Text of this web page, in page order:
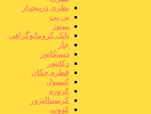
بطری درپیچدار
پی پت
پیپتور
تانک کروماتوگرافی
جار
دسیکاتور
دکانتور
قطره چکان
کپسول
کروزه
کریستالیزور
کووت